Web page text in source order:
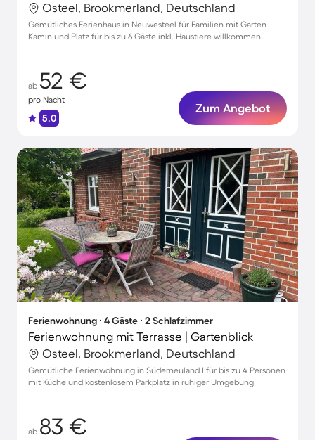
Osteel, Brookmerland, Deutschland
Gemütliches Ferienhaus in Neuwesteel für Familien mit Garten
Kamin und Platz für bis zu 6 Gäste inkl. Haustiere willkommen
ab 52 €
pro Nacht
5.0
Zum Angebot
Ferienwohnung ∙ 4 Gäste ∙ 2 Schlafzimmer
Ferienwohnung mit Terrasse | Gartenblick
Osteel, Brookmerland, Deutschland
Gemütliche Ferienwohnung in Süderneuland I für bis zu 4 Personen
mit Küche und kostenlosem Parkplatz in ruhiger Umgebung
ab 83 €